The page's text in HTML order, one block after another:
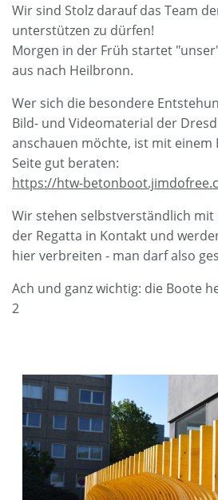
Wir sind Stolz darauf das Team
unterstützen zu dürfen!
Morgen in der Früh startet
aus nach Heilbronn.
Wer sich die besondere
Bild- und Videomaterial der
anschauen möchte, ist mit einem
Seite gut beraten:
https://htw-
Wir stehen selbstverständlich mit
der Regatta in Kontakt und
hier verbreiten - man darf also
Ach und ganz wichtig: die Boote
2